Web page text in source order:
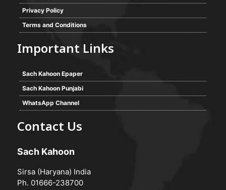
Privacy Policy
Terms and Conditions
Important Links
Sach Kahoon Epaper
Sach Kahoon Punjabi
WhatsApp Channel
Contact Us
Sach Kahoon
Sirsa (Haryana) India
Ph. 01666-238700